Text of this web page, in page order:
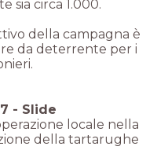
sia circa 1.000.
della campagna è
da deterrente per i
7 - Slide
locale nella
della tartarughe